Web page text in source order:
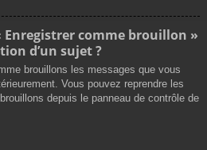
comme brouillon »
d’un sujet ?
brouillons les messages que vous
Vous pouvez reprendre les
depuis le panneau de contrôle de